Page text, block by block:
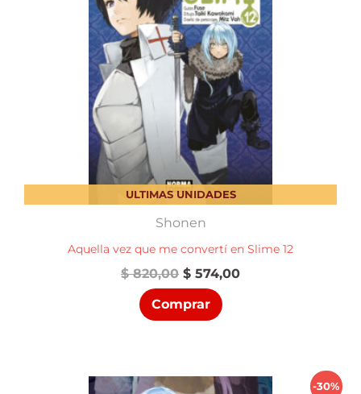
ULTIMAS UNIDADES
Shonen
Aquella vez que me convertí en Slime 12
$820,00 El
precio
original
era:
$ 574,00El
Comprar
-30%